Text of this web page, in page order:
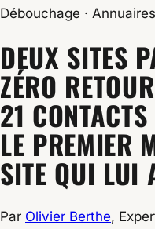
Accueil
/
Blog
/
Cas clients
/
Débouchage Oise
Débouchage ·
DEUX SITES
ZÉRO
21
LE PREMIER
SITE QUI LUI
Par Olivier Berthe,